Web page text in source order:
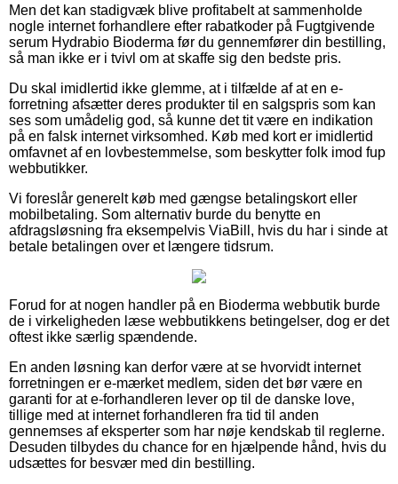
Men det kan stadigvæk blive profitabelt at sammenholde
nogle internet forhandlere efter rabatkoder på Fugtgivende
serum Hydrabio Bioderma før du gennemfører din bestilling,
så man ikke er i tvivl om at skaffe sig den bedste pris.
Du skal imidlertid ikke glemme, at i tilfælde af at en e-
forretning afsætter deres produkter til en salgspris som kan
ses som umådelig god, så kunne det tit være en indikation
på en falsk internet virksomhed. Køb med kort er imidlertid
omfavnet af en lovbestemmelse, som beskytter folk imod fup
webbutikker.
Vi foreslår generelt køb med gængse betalingskort eller
mobilbetaling. Som alternativ burde du benytte en
afdragsløsning fra eksempelvis ViaBill, hvis du har i sinde at
betale betalingen over et længere tidsrum.
Forud for at nogen handler på en Bioderma webbutik burde
de i virkeligheden læse webbutikkens betingelser, dog er det
oftest ikke særlig spændende.
En anden løsning kan derfor være at se hvorvidt internet
forretningen er e-mærket medlem, siden det bør være en
garanti for at e-forhandleren lever op til de danske love,
tillige med at internet forhandleren fra tid til anden
gennemses af eksperter som har nøje kendskab til reglerne.
Desuden tilbydes du chance for en hjælpende hånd, hvis du
udsættes for besvær med din bestilling.